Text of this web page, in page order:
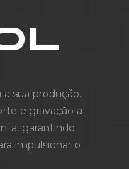
a sua produção.
e gravação a
garantindo
impulsionar o